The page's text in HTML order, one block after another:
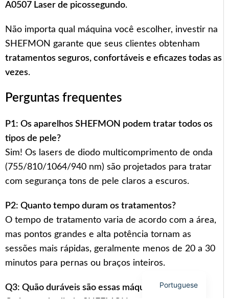
A0507 Laser de picossegundo.
Não importa qual máquina você escolher, investir na
SHEFMON garante que seus clientes obtenham
tratamentos seguros, confortáveis e eficazes todas as
vezes.
Perguntas frequentes
P1: Os aparelhos SHEFMON podem tratar todos os
tipos de pele?
Sim! Os lasers de diodo multicomprimento de onda
(755/810/1064/940 nm) são projetados para tratar
com segurança tons de pele claros a escuros.
P2: Quanto tempo duram os tratamentos?
O tempo de tratamento varia de acordo com a área,
mas pontos grandes e alta potência tornam as
sessões mais rápidas, geralmente menos de 20 a 30
minutos para pernas ou braços inteiros.
Q3: Quão duráveis são essas máquinas?Portuguese
English
Spanish
French
Russian
Japanese
German
Korean
Italian